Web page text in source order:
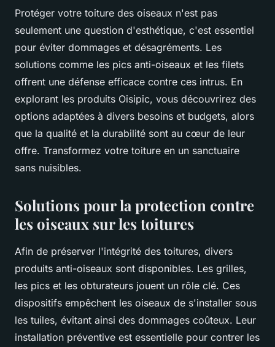
Protéger votre toiture des oiseaux n'est pas
seulement une question d'esthétique, c'est essentiel
pour éviter dommages et désagréments. Les
solutions comme les pics anti-oiseaux et les filets
offrent une défense efficace contre ces intrus. En
explorant les produits Oisipic, vous découvrirez des
options adaptées à divers besoins et budgets, alors
que la qualité et la durabilité sont au cœur de leur
offre. Transformez votre toiture en un sanctuaire
sans nuisibles.
Solutions pour la protection contre
les oiseaux sur les toitures
Afin de préserver l'intégrité des toitures, divers
produits anti-oiseaux sont disponibles. Les grilles,
les pics et les obturateurs jouent un rôle clé. Ces
dispositifs empêchent les oiseaux de s'installer sous
les tuiles, évitant ainsi des dommages coûteux. Leur
installation préventive est essentielle pour contrer les